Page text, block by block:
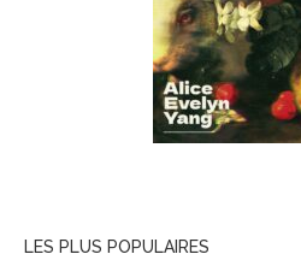
LES PLUS POPULAIRES